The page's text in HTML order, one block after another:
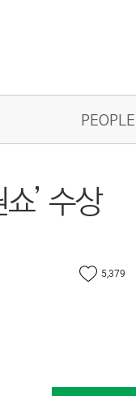
PEOPLE
’ 수상
5,379